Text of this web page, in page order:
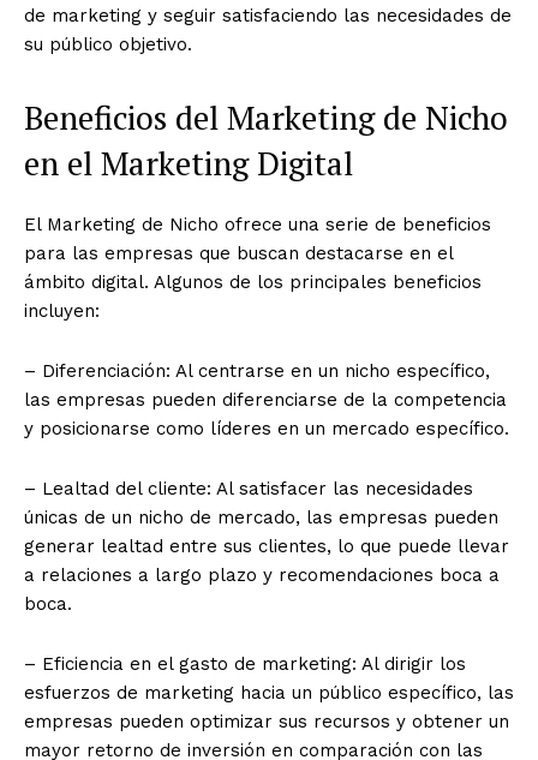
de marketing y seguir satisfaciendo las necesidades de
su público objetivo.
Beneficios del Marketing de Nicho
en el Marketing Digital
El Marketing de Nicho ofrece una serie de beneficios
para las empresas que buscan destacarse en el
ámbito digital. Algunos de los principales beneficios
incluyen:
– Diferenciación: Al centrarse en un nicho específico,
las empresas pueden diferenciarse de la competencia
y posicionarse como líderes en un mercado específico.
– Lealtad del cliente: Al satisfacer las necesidades
únicas de un nicho de mercado, las empresas pueden
generar lealtad entre sus clientes, lo que puede llevar
a relaciones a largo plazo y recomendaciones boca a
boca.
– Eficiencia en el gasto de marketing: Al dirigir los
esfuerzos de marketing hacia un público específico, las
empresas pueden optimizar sus recursos y obtener un
mayor retorno de inversión en comparación con las